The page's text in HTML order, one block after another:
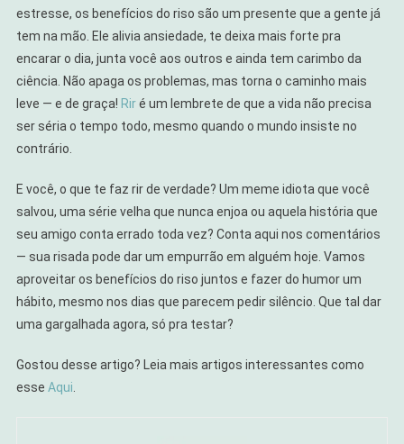
estresse, os benefícios do riso são um presente que a gente já
tem na mão. Ele alivia ansiedade, te deixa mais forte pra
encarar o dia, junta você aos outros e ainda tem carimbo da
ciência. Não apaga os problemas, mas torna o caminho mais
leve — e de graça! Riré um lembrete de que a vida não precisa
ser séria o tempo todo, mesmo quando o mundo insiste no
contrário.
E você, o que te faz rir de verdade? Um meme idiota que você
salvou, uma série velha que nunca enjoa ou aquela história que
seu amigo conta errado toda vez? Conta aqui nos comentários
— sua risada pode dar um empurrão em alguém hoje. Vamos
aproveitar os benefícios do riso juntos e fazer do humor um
hábito, mesmo nos dias que parecem pedir silêncio. Que tal dar
uma gargalhada agora, só pra testar?
Gostou desse artigo? Leia mais artigos interessantes como
esse Aqui.